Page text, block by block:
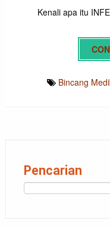
Kenali apa itu
Bincang
Pencarian